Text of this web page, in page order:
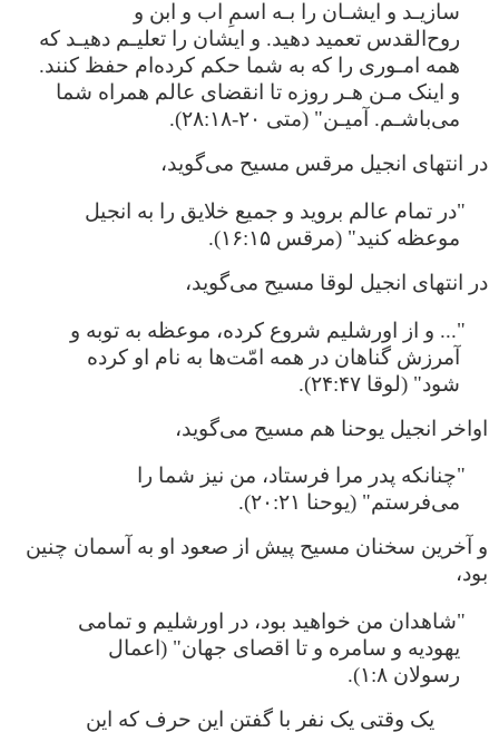
سازیـد و ایشـان را بـه اسمِ اب و ابن و
روح‌القدس تعمید دهید. و ایشان را تعلیـم دهیـد که
همه امـوری را که به شما حکم کرده‌ام حفظ کنند.
و اینک مـن هـر روزه تا انقضای عالم همراه شما
می‌باشـم. آمیـن" (متی ۲۰-۲۸:۱۸).
در انتهای انجیل مرقس مسیح می‌گوید،
"در تمام عالم بروید و جمیع خلایق را به انجیل
موعظه کنید" (مرقس ۱۶:۱۵).
در انتهای انجیل لوقا مسیح می‌گوید،
"... و از اورشلیم شروع کرده، موعظه به توبه و
آمرزش گناهان در همه امّت‌ها به نام او کرده
شود" (لوقا ۲۴:۴۷).
اواخر انجیل یوحنا هم مسیح می‌گوید،
"چنانکه پدر مرا فرستاد، من نیز شما را
می‌فرستم" (یوحنا ۲۰:۲۱).
و آخرین سخنان مسیح پیش از صعود او به آسمان چنین
بود،
"شاهدان من خواهید بود، در اورشلیم و تمامی
یهودیه و سامره و تا اقصای جهان" (اعمال
رسولان ۱:۸).
یک وقتی یک نفر با گفتن این حرف که این